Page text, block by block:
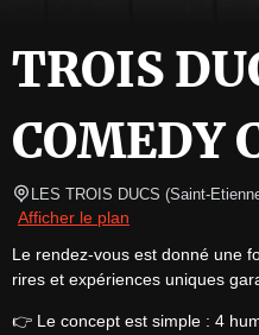
TROIS
COMEDY
LES TROIS DUCS (Saint-
Afficher le plan
Le rendez-vous est donné une
rires et expériences uniques
👉 Le concept est simple : 4